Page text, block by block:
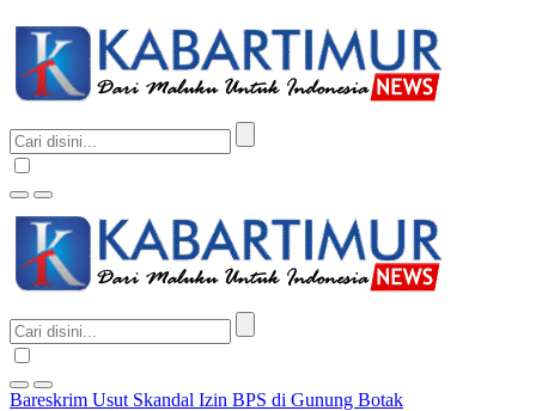
Bareskrim Usut Skandal Izin BPS di Gunung Botak